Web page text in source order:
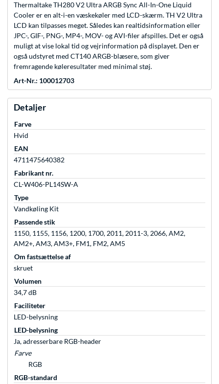
Thermaltake TH280 V2 Ultra ARGB Sync All-In-One Liquid
Cooler er en alt-i-en væskekøler med LCD-skærm. TH V2 Ultra
LCD kan tilpasses meget. Således kan realtidsinformation eller
JPC-, GIF-, PNG-, MP4-, MOV- og AVI-filer afspilles. Det er også
muligt at vise lokal tid og vejrinformation på displayet. Den er
også udstyret med CT140 ARGB-blæsere, som giver
fremragende køleresultater med minimal støj.
Art-Nr.: 100012703
Detaljer
Farve
Hvid
EAN
4711475640382
Fabrikant nr.
CL-W406-PL14SW-A
Type
Vandkøling Kit
Passende stik
1150, 1155, 1156, 1200, 1700, 2011, 2011-3, 2066, AM2,
AM2+, AM3, AM3+, FM1, FM2, AM5
Om fastsættelse af
skruet
Volumen
34,7 dB
Faciliteter
LED-belysning
LED-belysning
Ja, adresserbare RGB-header
Farve
RGB
RGB-standard